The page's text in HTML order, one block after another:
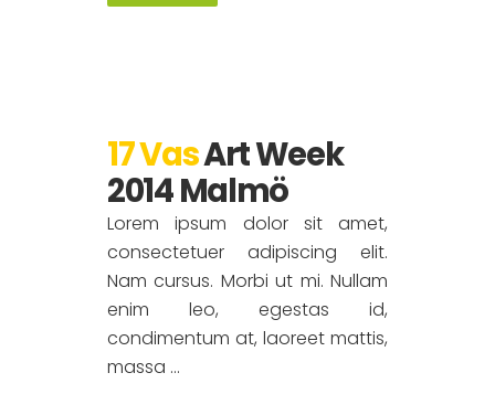
17 VasArt Week
2014 Malmö
Lorem ipsum dolor sit amet,
consectetuer adipiscing elit.
Nam cursus. Morbi ut mi. Nullam
enim leo, egestas id,
condimentum at, laoreet mattis,
massa ...